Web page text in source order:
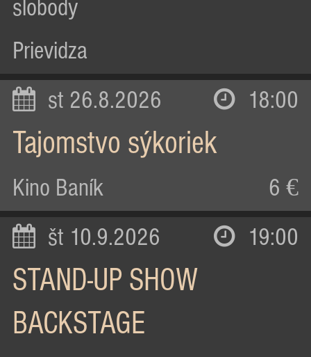
slobody
Prievidza
st 26.8.2026 18:00
Tajomstvo sýkoriek
Kino Baník 6 €
št 10.9.2026 19:00
STAND-UP SHOW
BACKSTAGE